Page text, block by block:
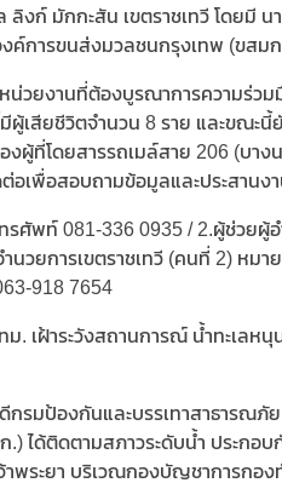
ลิงก์ มักกะสัน เขตราชเทวี โดยมี
งค์การขนส่งมวลชนกรุงเทพ (ขส
วยงานที่ต้องบูรณาการความร่วม
เสียชีวิตจำนวน 8 ราย และขณะนี้
ที่โดยสารรถเมล์สาย 206 (บาง
เพื่อสอบถามข้อมูลและประสานง
รศัพท์ 081-336 0935 / 2.ผู้ช่วยผู้
วยการเขตราชเทวี (คนที่ 2) หมา
918 7654
. เฝ้าระวังสถานการณ์ น้ำทะเลห
รมป้องกันและบรรเทาสาธารณภั
.) ได้ติดตามสภาวระดับน้ำ ประกอ
จ้าพระยา บริเวณกองบัญชาการก